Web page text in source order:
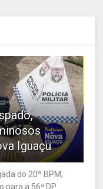
Iguaçu
do 20º BPM;
para a 56ª DP